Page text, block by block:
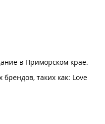
в Приморском крае.
таких как: Love